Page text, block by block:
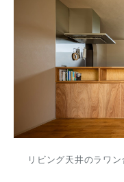
リビング天井のラワ